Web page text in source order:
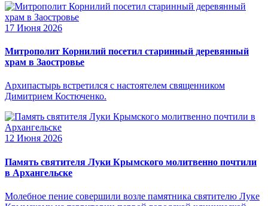
17 Июня 2026
Митрополит Корнилий посетил старинный деревянный
храм в Заостровье
Архипастырь встретился с настоятелем священником
Димитрием Костюченко.
12 Июня 2026
Память святителя Луки Крымского молитвенно почтили
в Архангельске
Молебное пение совершили возле памятника святителю Луке